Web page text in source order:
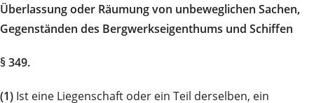
Überlassung oder Räumung von unbeweglichen Sachen,
Gegenständen des Bergwerkseigenthums und Schiffen
§ 349.
(1) Ist eine Liegenschaft oder ein Teil derselben, ein